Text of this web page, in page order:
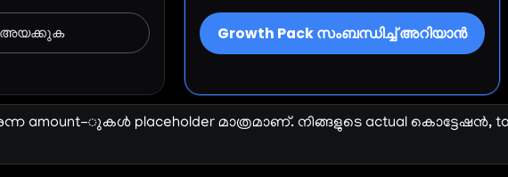
അയക്കുക Growth Pack സംബന്ധിച്ച് അറിയാൻ
amount-ുകൾ placeholder മാത്രമാണ്. നിങ്ങളുടെ actual കൊട്ടേഷൻ,